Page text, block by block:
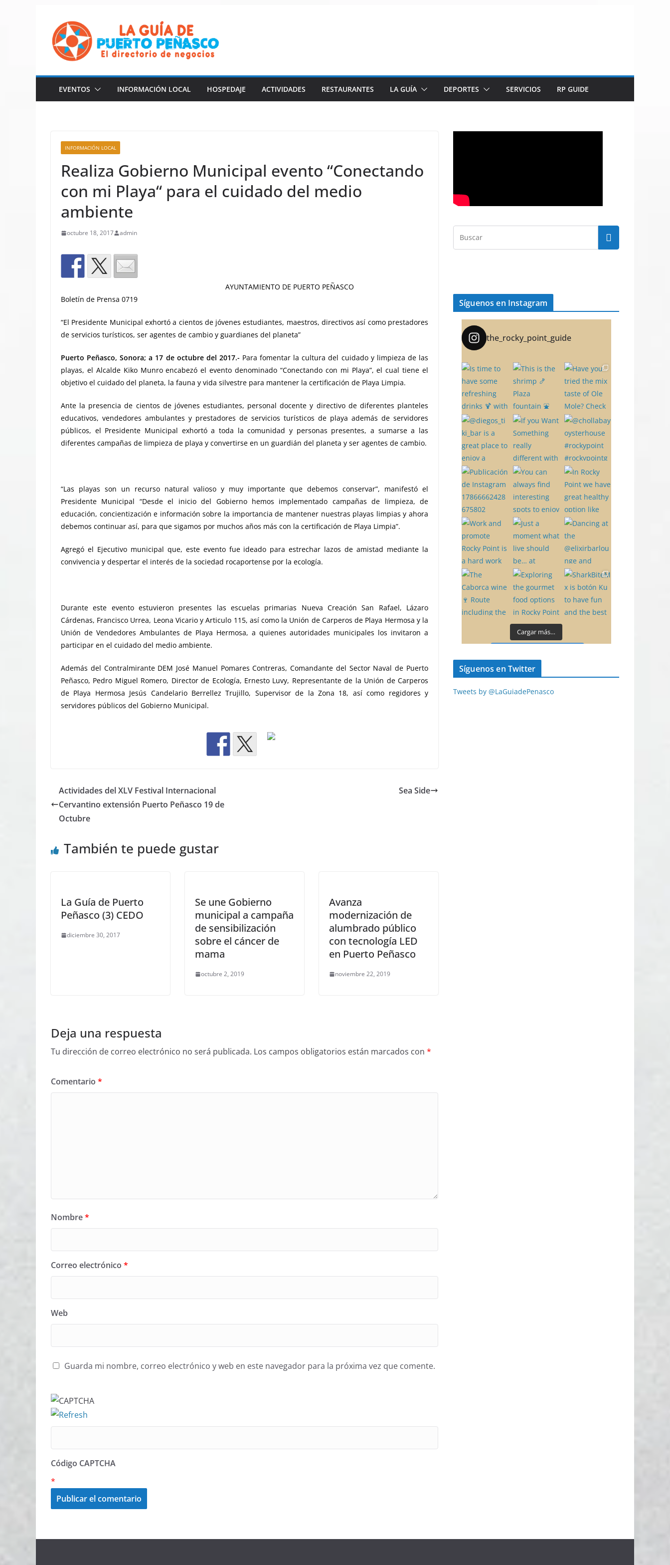
contenido
EVENTOS INFORMACIÓN LOCAL HOSPEDAJE ACTIVIDADES RESTAURANTES LA GUÍA DEPORTES SERVICIOS RP GUIDE
INFORMACIÓN LOCAL
Realiza Gobierno Municipal evento “Conectando
con mi Playa“ para el cuidado del medio
ambiente
octubre 18, 2017 admin
AYUNTAMIENTO DE PUERTO PEÑASCO
Boletín de Prensa 0719
“El Presidente Municipal exhortó a cientos de jóvenes estudiantes, maestros, directivos así como prestadores
de servicios turísticos, ser agentes de cambio y guardianes del planeta”
Puerto Peñasco, Sonora; a 17 de octubre del 2017.- Para fomentar la cultura del cuidado y limpieza de las
playas, el Alcalde Kiko Munro encabezó el evento denominado “Conectando con mi Playa”, el cual tiene el
objetivo el cuidado del planeta, la fauna y vida silvestre para mantener la certificación de Playa Limpia.
Ante la presencia de cientos de jóvenes estudiantes, personal docente y directivo de diferentes planteles
educativos, vendedores ambulantes y prestadores de servicios turísticos de playa además de servidores
públicos, el Presidente Municipal exhortó a toda la comunidad y personas presentes, a sumarse a las
diferentes campañas de limpieza de playa y convertirse en un guardián del planeta y ser agentes de cambio.
“Las playas son un recurso natural valioso y muy importante que debemos conservar”, manifestó el
Presidente Municipal “Desde el inicio del Gobierno hemos implementado campañas de limpieza, de
educación, concientización e información sobre la importancia de mantener nuestras playas limpias y ahora
debemos continuar así, para que sigamos por muchos años más con la certificación de Playa Limpia”.
Agregó el Ejecutivo municipal que, este evento fue ideado para estrechar lazos de amistad mediante la
convivencia y despertar el interés de la sociedad rocaportense por la ecología.
Durante este evento estuvieron presentes las escuelas primarias Nueva Creación San Rafael, Lázaro
Cárdenas, Francisco Urrea, Leona Vicario y Articulo 115, así como la Unión de Carperos de Playa Hermosa y la
Unión de Vendedores Ambulantes de Playa Hermosa, a quienes autoridades municipales los invitaron a
participar en el cuidado del medio ambiente.
Además del Contralmirante DEM José Manuel Pomares Contreras, Comandante del Sector Naval de Puerto
Peñasco, Pedro Miguel Romero, Director de Ecología, Ernesto Luvy, Representante de la Unión de Carperos
de Playa Hermosa Jesús Candelario Berrellez Trujillo, Supervisor de la Zona 18, así como regidores y
servidores públicos del Gobierno Municipal.
Actividades del XLV Festival Internacional
Cervantino extensión Puerto Peñasco 19 de
Octubre
Sea Side
También te puede gustar
La Guía de Puerto
Peñasco (3) CEDO
diciembre 30, 2017
Se une Gobierno
municipal a campaña
de sensibilización
sobre el cáncer de
mama
octubre 2, 2019
Avanza
modernización de
alumbrado público
con tecnología LED
en Puerto Peñasco
noviembre 22, 2019
Deja una respuesta
Tu dirección de correo electrónico no será publicada. Los campos obligatorios están marcados con *
Comentario *
Nombre*
Correo electrónico *
Web
Guarda mi nombre, correo electrónico y web en este navegador para la próxima vez que comente.
Código CAPTCHA
*
Síguenos en Instagram
the_rocky_point_guide
Cargar más…
Síguenos en Twitter
Tweets by @LaGuiadePenasco